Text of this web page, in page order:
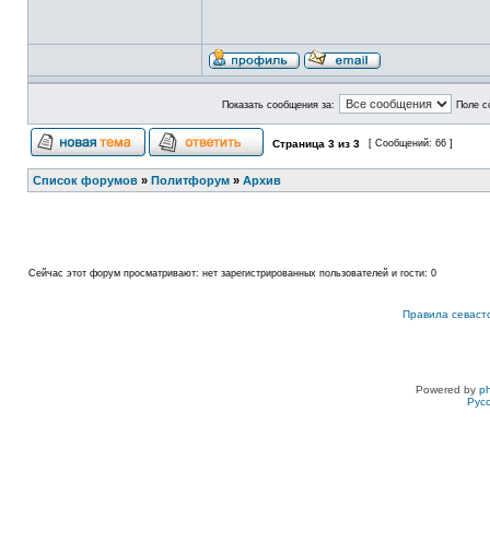
Показать сообщения за: Поле
Страница 3 из 3 [ Сообщений: 66 ]
Список форумов » Политфорум » Архив
Сейчас этот форум просматривают: нет зарегистрированных пользователей и гости: 0
Правила
Powered by